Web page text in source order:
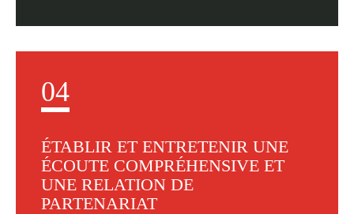
04
ÉTABLIR ET ENTRETENIR UNE
ÉCOUTE COMPRÉHENSIVE ET
UNE RELATION DE
PARTENARIAT